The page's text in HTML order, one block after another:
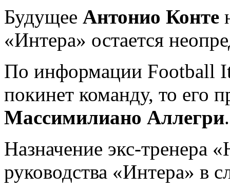
Будущее Антонио Конте
«Интера» остается
По информации Football
покинет команду, то его
Массимилиано Аллегри.
Назначение экс-тренера
руководства «Интера» в